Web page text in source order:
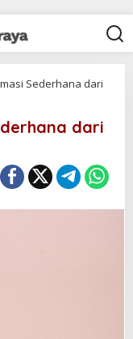
Sederhana dari
dari